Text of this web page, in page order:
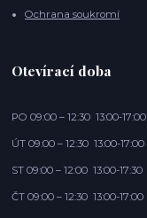
Ochrana soukromí
Otevírací doba
PO 09:00 – 12:30 13:00-17:00
ÚT 09:00 – 12:30 13:00-17:00
ST 09:00 – 12:00 13:00-17:30
ČT 09:00 – 12:30 13:00-17:00